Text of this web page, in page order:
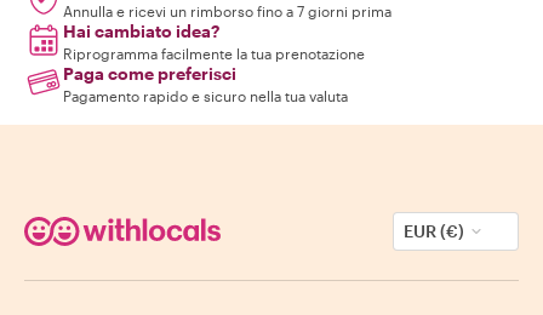
Annulla e ricevi un rimborso fino a 7 giorni prima
Hai cambiato idea?
Riprogramma facilmente la tua prenotazione
Paga come preferisci
Pagamento rapido e sicuro nella tua valuta
EUR (€)